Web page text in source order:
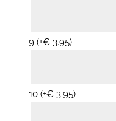
9 (+€ 3.95)
10 (+€ 3.95)